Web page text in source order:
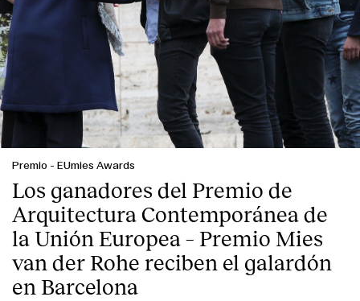
Premio - EUmies Awards
Los ganadores del Premio de
Arquitectura Contemporánea de
la Unión Europea – Premio Mies
van der Rohe reciben el galardón
en Barcelona